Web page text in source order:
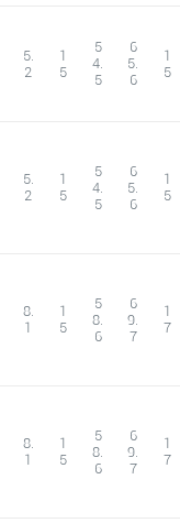
5.
2
1
5
5
4.
5
6
5.
6
1
5
5.
2
1
5
5
4.
5
6
5.
6
1
5
8.
1
1
5
5
8.
6
6
9.
7
1
7
8.
1
1
5
5
8.
6
6
9.
7
1
7